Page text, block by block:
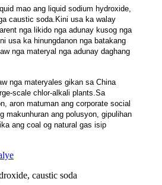
mao ang liquid sodium hydroxide,
caustic soda.Kini usa ka walay
nga likido nga adunay kusog nga
usa ka hinungdanon nga batakang
nga materyal nga adunay daghang
nga materyales gikan sa China
scale chlor-alkali plants.Sa
aron matuman ang corporate social
makunhuran ang polusyon, gipulihan
ang coal og natural gas isip